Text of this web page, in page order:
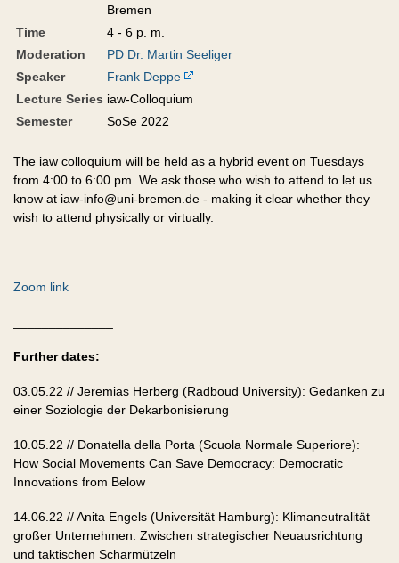
Bremen
Time
4 - 6 p. m.
Moderation
PD Dr. Martin Seeliger
Speaker
Frank Deppe
Lecture Series iaw-Colloquium
Semester
SoSe 2022
The iaw colloquium will be held as a hybrid event on Tuesdays
from 4:00 to 6:00 pm. We ask those who wish to attend to let us
know at iaw-info@uni-bremen.de - making it clear whether they
wish to attend physically or virtually.
Zoom link
Further dates:
03.05.22 // Jeremias Herberg (Radboud University): Gedanken zu
einer Soziologie der Dekarbonisierung
10.05.22 // Donatella della Porta (Scuola Normale Superiore):
How Social Movements Can Save Democracy: Democratic
Innovations from Below
14.06.22 // Anita Engels (Universität Hamburg): Klimaneutralität
großer Unternehmen: Zwischen strategischer Neuausrichtung
und taktischen Scharmützeln